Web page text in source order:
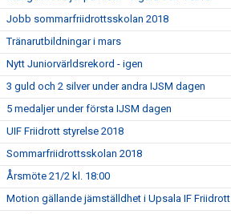
Jobb sommarfriidrottsskolan 2018
Tränarutbildningar i mars
Nytt Juniorvärldsrekord - igen
3 guld och 2 silver under andra IJSM dagen
5 medaljer under första IJSM dagen
UIF Friidrott styrelse 2018
Sommarfriidrottsskolan 2018
Årsmöte 21/2 kl. 18:00
Motion gällande jämställdhet i Upsala IF Friidrott